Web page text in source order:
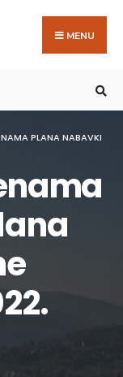
MENU
PLANA NABAVKI